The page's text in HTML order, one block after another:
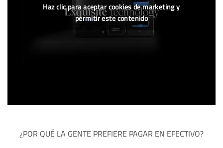
Haz clic para aceptar cookies de marketing y
permitir este contenido
¿POR QUÉ LA GENTE PREFIERE PAGAR EN EFECTIVO?